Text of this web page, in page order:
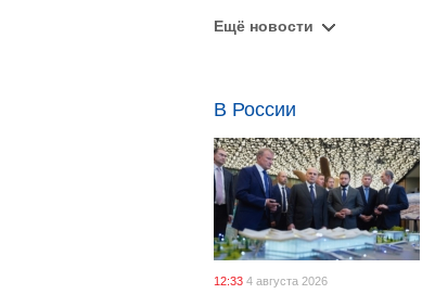
Ещё новости
В России
12:33 4 августа 2026